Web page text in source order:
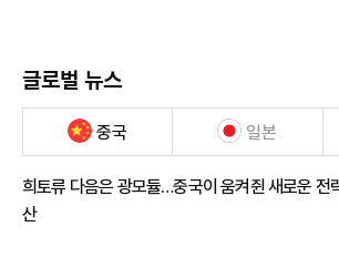
글로벌 뉴스
중국 일본
희토류 다음은 광모듈…중국이 움켜쥔 새로운 전
산